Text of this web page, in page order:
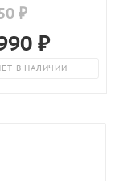
₽
₽
В НАЛИЧИИ